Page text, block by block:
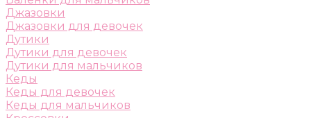
Джазовки
Джазовки для девочек
Дутики
Дутики для девочек
Дутики для мальчиков
Кеды
Кеды для девочек
Кеды для мальчиков